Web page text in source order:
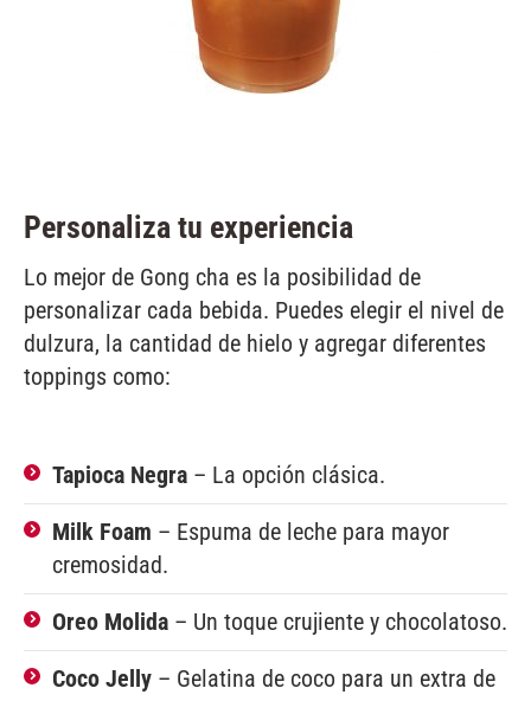
Personaliza tu experiencia
Lo mejor de Gong cha es la posibilidad de
personalizar cada bebida. Puedes elegir el nivel de
dulzura, la cantidad de hielo y agregar diferentes
toppings como:
Tapioca Negra – La opción clásica.
Milk Foam – Espuma de leche para mayor
cremosidad.
Oreo Molida – Un toque crujiente y chocolatoso.
Coco Jelly – Gelatina de coco para un extra de